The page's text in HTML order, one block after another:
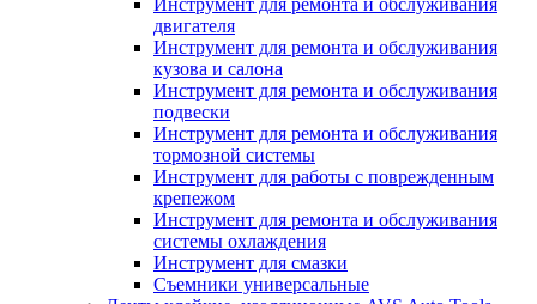
Инструмент для ремонта и обслуживания
двигателя
Инструмент для ремонта и обслуживания
кузова и салона
Инструмент для ремонта и обслуживания
подвески
Инструмент для ремонта и обслуживания
тормозной системы
Инструмент для работы с поврежденным
крепежом
Инструмент для ремонта и обслуживания
системы охлаждения
Инструмент для смазки
Съемники универсальные